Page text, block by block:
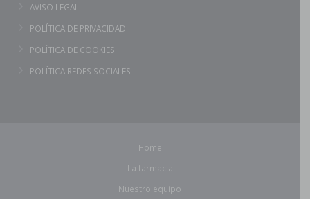
AVISO LEGAL
POLÍTICA DE PRIVACIDAD
POLÍTICA DE COOKIES
POLÍTICA REDES SOCIALES
Home
La farmacia
Nuestro equipo